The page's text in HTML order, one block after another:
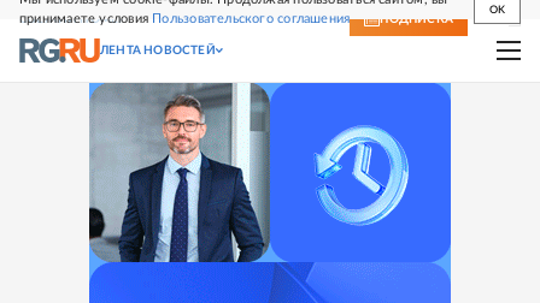
принимаете условия Пользовательского соглашения
OK
СВЕЖИЙ НОМЕР ПОДПИСКА
ЛЕНТА НОВОСТЕЙ